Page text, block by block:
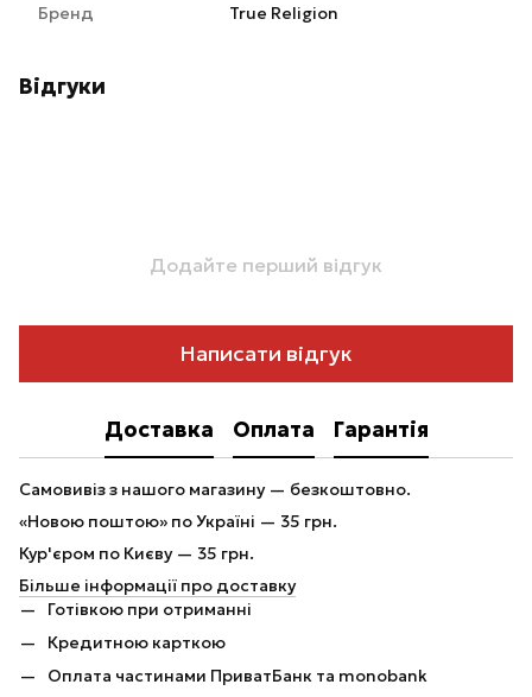
Бренд True Religion
Відгуки
Додайте перший відгук
Написати відгук
Доставка Оплата Гарантія
Самовивіз з нашого магазину — безкоштовно.
«Новою поштою» по Україні — 35 грн.
Кур'єром по Києву — 35 грн.
Більше інформації про доставку
Готівкою при отриманні
Кредитною карткою
Оплата частинами ПриватБанк та monobank